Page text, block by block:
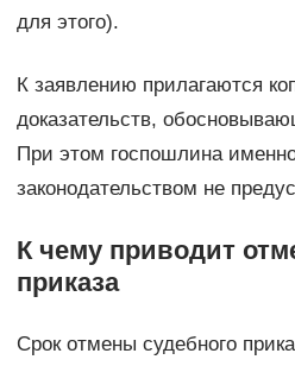
для этого).
К заявлению прилагаются
доказательств,
При этом госпошлина
законодательством не
К чему приводит
приказа
Срок отмены судебного